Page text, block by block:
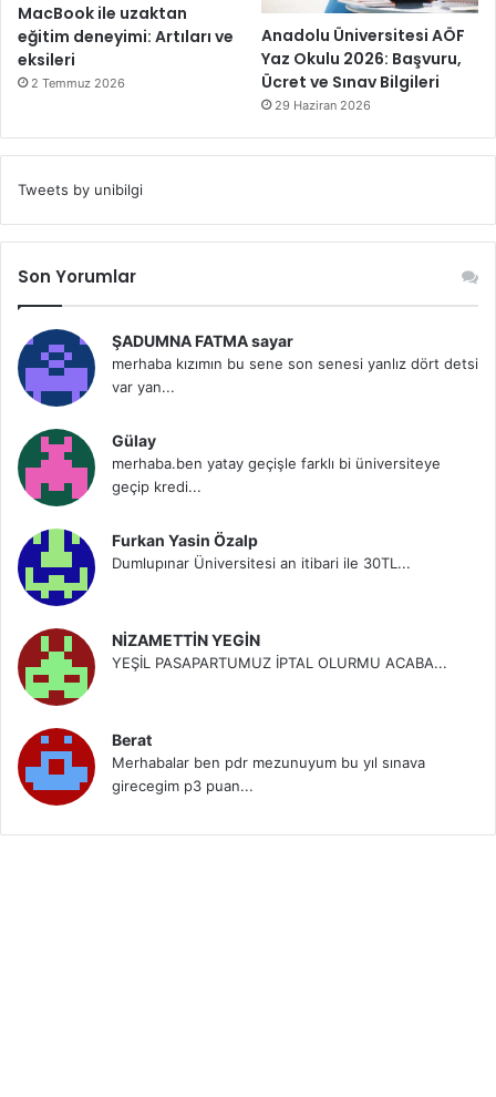
MacBook ile uzaktan
eğitim deneyimi: Artıları ve
eksileri
2 Temmuz 2026
Anadolu Üniversitesi AÖF
Yaz Okulu 2026: Başvuru,
Ücret ve Sınav Bilgileri
29 Haziran 2026
Tweets by unibilgi
Son Yorumlar
ŞADUMNA FATMA sayar
merhaba kızımın bu sene son senesi yanlız dört detsi
var yan...
Gülay
merhaba.ben yatay geçişle farklı bi üniversiteye
geçip kredi...
Furkan Yasin Özalp
Dumlupınar Üniversitesi an itibari ile 30TL...
NİZAMETTİN YEGİN
YEŞİL PASAPARTUMUZ İPTAL OLURMU ACABA...
Berat
Merhabalar ben pdr mezunuyum bu yıl sınava
girecegim p3 puan...